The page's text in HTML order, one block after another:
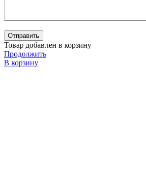
Товар добавлен в корзину
Продолжить
В корзину